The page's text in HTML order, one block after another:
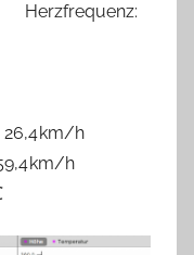
Herzfrequenz:
26,4 km/h
km/h